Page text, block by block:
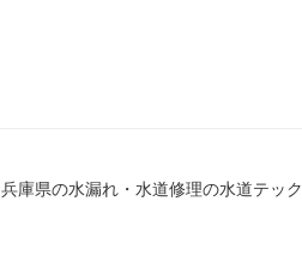
兵庫県の水漏れ・水道修理の水道テック